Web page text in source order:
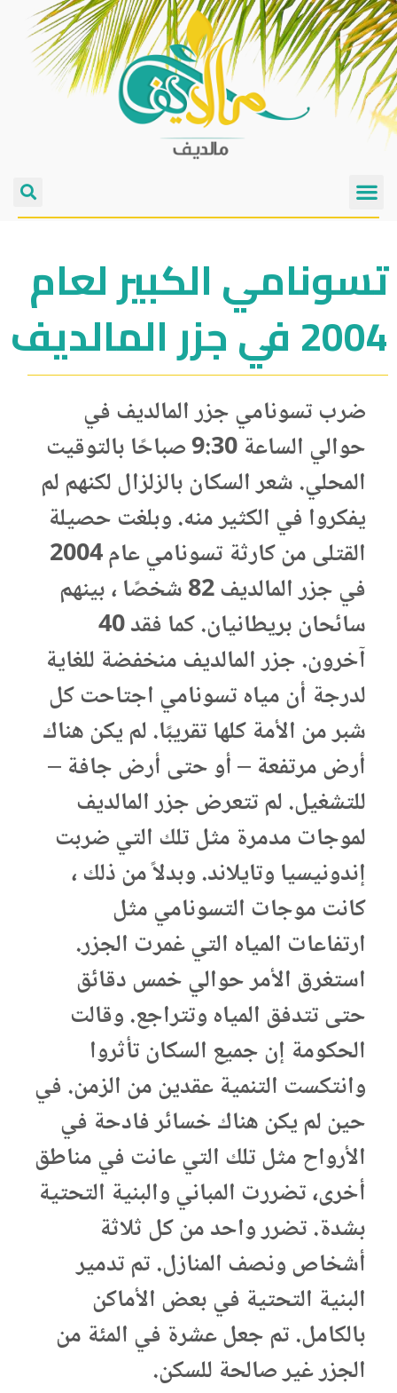
تسونامي الكبير لعام
2004 في جزر المالديف
ضرب تسونامي جزر المالديف في
حوالي الساعة 9:30 صباحًا بالتوقيت
المحلي. شعر السكان بالزلزال لكنهم لم
يفكروا في الكثير منه. وبلغت حصيلة
القتلى من كارثة تسونامي عام 2004
في جزر المالديف 82 شخصًا ، بينهم
سائحان بريطانيان. كما فقد 40
آخرون. جزر المالديف منخفضة للغاية
لدرجة أن مياه تسونامي اجتاحت كل
شبر من الأمة كلها تقريبًا. لم يكن هناك
أرض مرتفعة – أو حتى أرض جافة –
للتشغيل. لم تتعرض جزر المالديف
لموجات مدمرة مثل تلك التي ضربت
إندونيسيا وتايلاند. وبدلاً من ذلك ،
كانت موجات التسونامي مثل
ارتفاعات المياه التي غمرت الجزر.
استغرق الأمر حوالي خمس دقائق
حتى تتدفق المياه وتتراجع. وقالت
الحكومة إن جميع السكان تأثروا
وانتكست التنمية عقدين من الزمن. في
حين لم يكن هناك خسائر فادحة في
الأرواح مثل تلك التي عانت في مناطق
أخرى، تضررت المباني والبنية التحتية
بشدة. تضرر واحد من كل ثلاثة
أشخاص ونصف المنازل. تم تدمير
البنية التحتية في بعض الأماكن
بالكامل. تم جعل عشرة في المئة من
الجزر غير صالحة للسكن.